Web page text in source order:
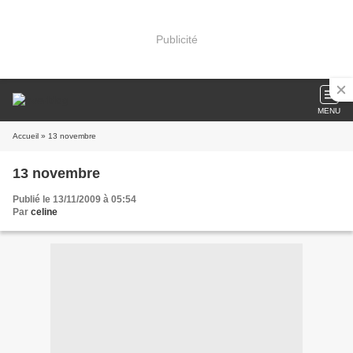
Publicité
MENU
Accueil » 13 novembre
13 novembre
Publié le 13/11/2009 à 05:54
Par celine